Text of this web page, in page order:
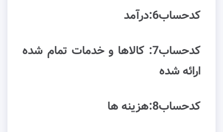
کدحساب6:درآمد
کدحساب7: کالاها و خدمات تمام شده
ارائه شده
کدحساب8:هزینه ها